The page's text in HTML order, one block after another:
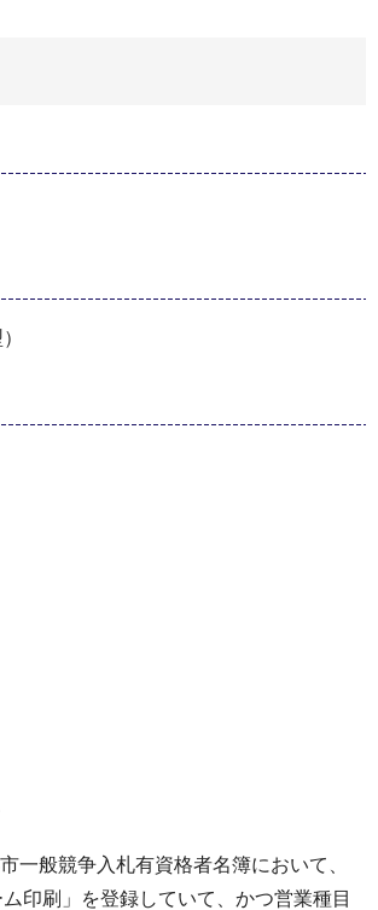
一般競争入札有資格者名簿において、
印刷」を登録していて、かつ営業種目